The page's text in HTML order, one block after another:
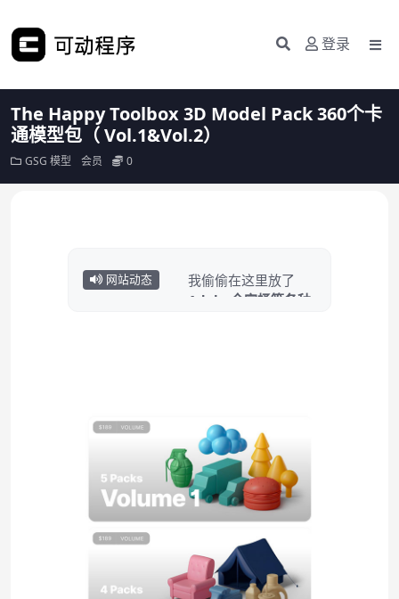
登录
The Happy Toolbox 3D Model Pack 360个卡
通模型包（ Vol.1&Vol.2）
GSG 模型 会员 0
网站动态
我偷偷在这里放了
Adobe全家桶等各种